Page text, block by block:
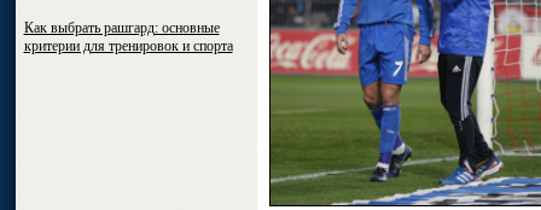
Как выбрать рашгард: основные
критерии для тренировок и спорта